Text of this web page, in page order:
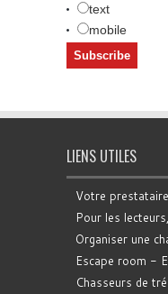
text
mobile
LIENS UTILES
Votre
Pour les
Organiser une
Escape room -
Chasseurs de